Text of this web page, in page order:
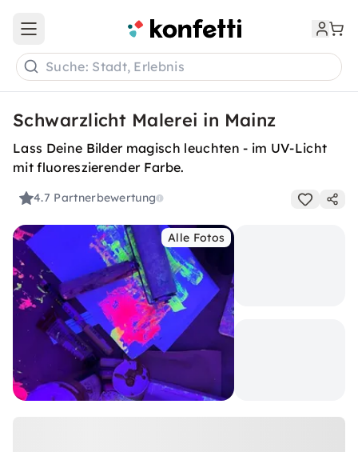
Open main menu
Suche: Stadt, Erlebnis
Schwarzlicht Malerei in Mainz
Lass Deine Bilder magisch leuchten - im UV-Licht
mit fluoreszierender Farbe.
4.7 Partnerbewertung
Alle Fotos